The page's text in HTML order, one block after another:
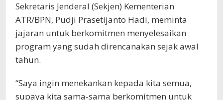
Sekretaris Jenderal (Sekjen) Kementerian
ATR/BPN, Pudji Prasetijanto Hadi, meminta
jajaran untuk berkomitmen menyelesaikan
program yang sudah direncanakan sejak awal
tahun.
“Saya ingin menekankan kepada kita semua,
supaya kita sama-sama berkomitmen untuk